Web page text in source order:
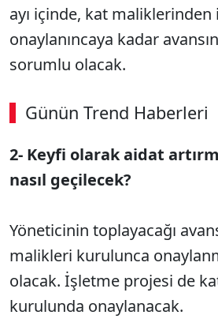
ayı içinde, kat
onaylanıncaya kadar
sorumlu olacak.
Günün Trend Haberleri
2- Keyfi olarak aidat
nasıl geçilecek?
Yöneticinin toplayacağı
malikleri kurulunca
olacak. İşletme projesi de
kurulunda onaylanacak.